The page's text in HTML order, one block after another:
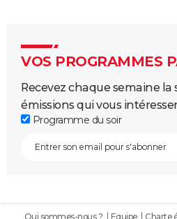
VOS PROGRAMMES
Recevez chaque semaine la
émissions qui vous
Programme du soir
Qui sommes-nous ? Equipe Charte